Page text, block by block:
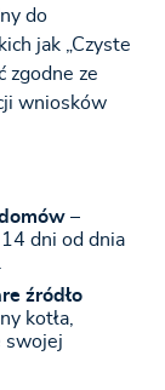
do
jak „Czyste
zgodne ze
wniosków
–
dni od dnia
źródło
kotła,
swojej